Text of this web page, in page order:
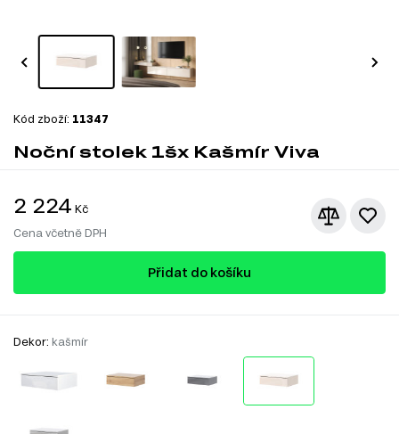
Kód zboží: 11347
Noční stolek 1šx Kašmír Viva
2 224 Kč
Cena včetně DPH
Přidat do košíku
Dekor: kašmír